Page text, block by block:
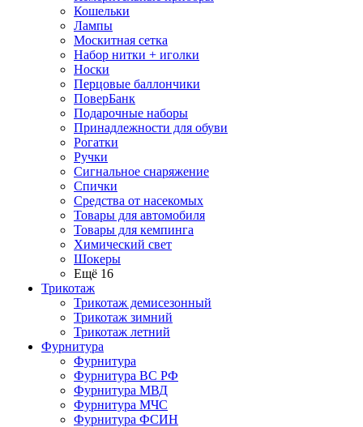
Кошельки
Лампы
Москитная сетка
Набор нитки + иголки
Носки
Перцовые баллончики
ПоверБанк
Подарочные наборы
Принадлежности для обуви
Рогатки
Ручки
Сигнальное снаряжение
Спички
Средства от насекомых
Товары для автомобиля
Товары для кемпинга
Химический свет
Шокеры
Ещё 16
Трикотаж
Трикотаж демисезонный
Трикотаж зимний
Трикотаж летний
Фурнитура
Фурнитура
Фурнитура ВС РФ
Фурнитура МВД
Фурнитура МЧС
Фурнитура ФСИН